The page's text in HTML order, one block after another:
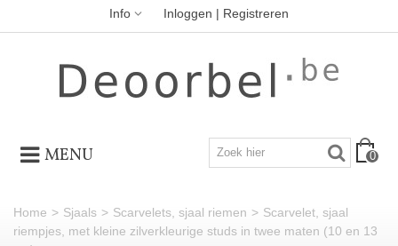
Info Inloggen | Registreren
MENU 0
Home > Sjaals > Scarvelets, sjaal riemen > Scarvelet, sjaal
riempjes, met kleine zilverkleurige studs in twee maten (10 en 13